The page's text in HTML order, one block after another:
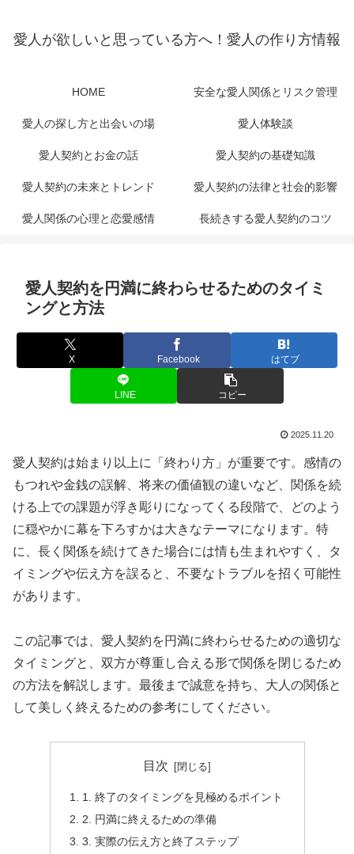
愛人が欲しいと思っている方へ！愛人の作り方情報
HOME 安全な愛人関係とリスク管理
愛人の探し方と出会いの場 愛人体験談
愛人契約とお金の話 愛人契約の基礎知識
愛人契約の未来とトレンド 愛人契約の法律と社会的影響
愛人関係の心理と恋愛感情 長続きする愛人契約のコツ
愛人契約を円満に終わらせるためのタイミ
ングと方法
X Facebook はてブ
LINE コピー
2025.11.20
愛人契約は始まり以上に「終わり方」が重要です。感情の
もつれや金銭の誤解、将来の価値観の違いなど、関係を続
ける上での課題が浮き彫りになってくる段階で、どのよう
に穏やかに幕を下ろすかは大きなテーマになります。特
に、長く関係を続けてきた場合には情も生まれやすく、タ
イミングや伝え方を誤ると、不要なトラブルを招く可能性
があります。
この記事では、愛人契約を円満に終わらせるための適切な
タイミングと、双方が尊重し合える形で関係を閉じるため
の方法を解説します。最後まで誠意を持ち、大人の関係と
して美しく終えるための参考にしてください。
目次
1. 終了のタイミングを見極めるポイント
2. 円満に終えるための準備
3. 実際の伝え方と終了ステップ